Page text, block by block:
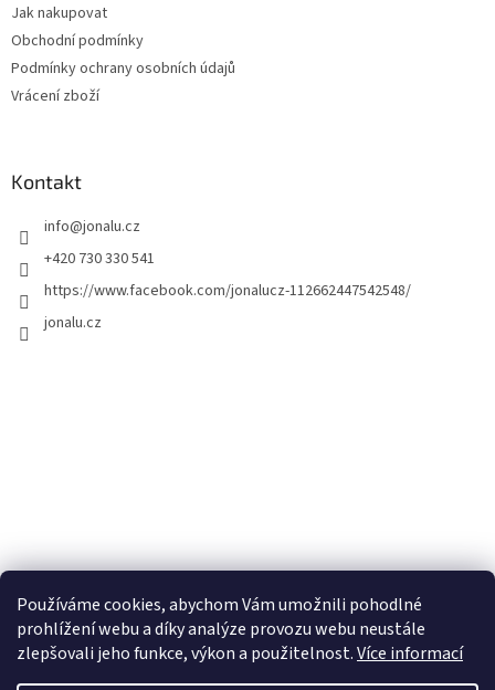
Používáme cookies, abychom Vám umožnili pohodlné
prohlížení webu a díky analýze provozu webu neustále
zlepšovali jeho funkce, výkon a použitelnost.Více informací
Jak nakupovat
Obchodní podmínky
Podmínky ochrany osobních údajů
Vrácení zboží
Kontakt
info@jonalu.cz
+420 730 330 541
https://www.facebook.com/jonalucz-112662447542548/
jonalu.cz